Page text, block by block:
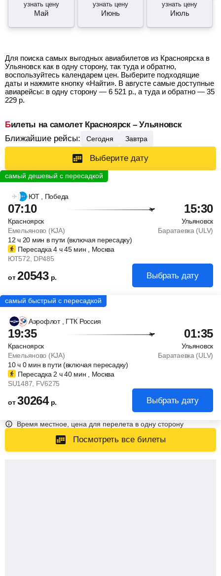
узнать цену
Май
узнать цену
Июнь
узнать цену
Июль
Для поиска самых выгодных авиабилетов из Красноярска в
Ульяновск как в одну сторону, так туда и обратно,
воспользуйтесь календарем цен. Выберите подходящие
даты и нажмите кнопку «Найти». В августе самые доступные
авиарейсы: в одну сторону — 6 521 р., а туда и обратно — 35
229 р.
Билеты на самолет Красноярск – Ульяновск
Ближайшие рейсы:
Сегодня Завтра
Выберите дату
ЮТ , Победа
07:10 15:30
Красноярск
Ульяновск
Емельяново (KJA)
Баратаевка (ULV)
12ч20 мин в пути (включая пересадку)
Пересадка 4 ч45 мин , Москва
ЮТ572 , DP485
от20543 р. Выбрать дату
Аэрофлот , ГТК Россия
19:35 01:35
Красноярск
Ульяновск
Емельяново (KJA)
Баратаевка (ULV)
10ч0 мин в пути (включая пересадку)
Пересадка 2 ч40 мин , Москва
SU1487 , FV6275
от30264 р. Выбрать дату
Время местное, цена для перелета в одну сторону
Посмотреть все билеты